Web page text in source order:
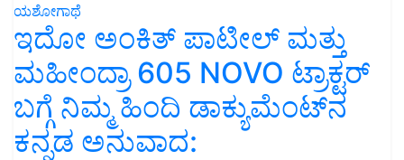
ಯಶೋಗಾಥೆ
ಇದೋ ಅಂಕಿತ್ ಪಾಟೀಲ್ ಮತ್ತು
ಮಹೀಂದ್ರಾ 605 NOVO ಟ್ರಾಕ್ಟರ್
ಬಗ್ಗೆ ನಿಮ್ಮ ಹಿಂದಿ ಡಾಕ್ಯುಮೆಂಟ್‌ನ
ಕನ್ನಡ ಅನುವಾದ: